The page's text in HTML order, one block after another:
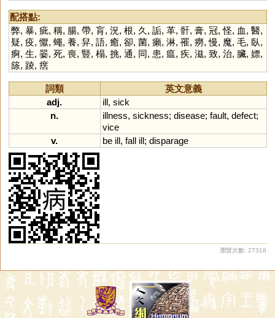
配搭點:
弊, 暴, 疵, 稱, 腸, 帶, 肓, 況, 根, 久 , 詬, 革, 骭, 膏, 冠,怪, 血, 醫,
疑, 疫,懨, 蠅, 養, 舁, 語, 癒, 卻, 菌, 癩, 淋, 罹, 癆,慢, 魔, 毛, 臥,
痾, 生, 翣, 死, 喪, 豎, 榻, 挑, 通, 同, 患, 瘟, 疾, 滋, 致, 治, 臟, 嫖,
篨, 踜, 瘔
詞類
英文意義
adj.
ill, sick
n.
illness, sickness; disease; fault, defect;
vice
v.
be ill, fall ill; disparage
瀏覽次數: 27318